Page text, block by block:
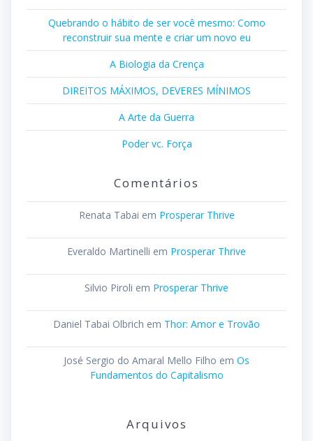
Quebrando o hábito de ser você mesmo: Como
reconstruir sua mente e criar um novo eu
A Biologia da Crença
DIREITOS MÁXIMOS, DEVERES MÍNIMOS
A Arte da Guerra
Poder vc. Força
Comentários
Renata Tabai em Prosperar Thrive
Everaldo Martinelli em Prosperar Thrive
Silvio Piroli em Prosperar Thrive
Daniel Tabai Olbrich em Thor: Amor e Trovão
José Sergio do Amaral Mello Filho em Os
Fundamentos do Capitalismo
Arquivos